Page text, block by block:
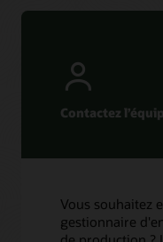
Contactez
Vous souhaitez
gestionnaire